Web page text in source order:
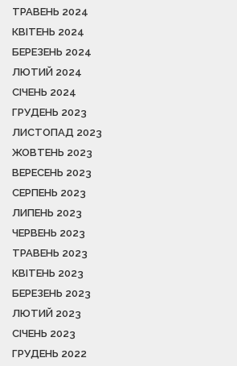
ТРАВЕНЬ 2024
КВІТЕНЬ 2024
БЕРЕЗЕНЬ 2024
ЛЮТИЙ 2024
СІЧЕНЬ 2024
ГРУДЕНЬ 2023
ЛИСТОПАД 2023
ЖОВТЕНЬ 2023
ВЕРЕСЕНЬ 2023
СЕРПЕНЬ 2023
ЛИПЕНЬ 2023
ЧЕРВЕНЬ 2023
ТРАВЕНЬ 2023
КВІТЕНЬ 2023
БЕРЕЗЕНЬ 2023
ЛЮТИЙ 2023
СІЧЕНЬ 2023
ГРУДЕНЬ 2022